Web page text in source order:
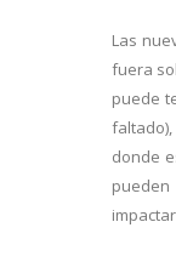
Las
fuera
puede
donde